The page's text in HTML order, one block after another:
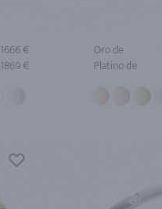
1666 €
1869 €
Oro de
Platino de